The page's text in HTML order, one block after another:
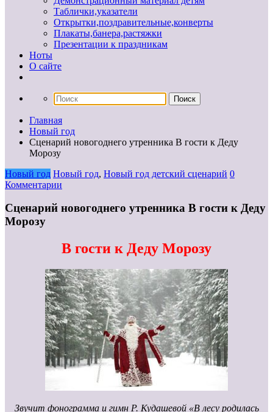
Таблички,указатели
Открытки,поздравительные,конверты
Плакаты,банера,растяжки
Презентации к праздникам
Ноты
О сайте
Главная
Новый год
Сценарий новогоднего утренника В гости к Деду
Морозу
Новый год Новый год, Новый год детский сценарий 0
Комментарии
Сценарий новогоднего утренника В гости к Деду
Морозу
В гости к Деду Морозу
Звучит фонограмма и гимн Р. Кудашевой «В лесу родилась